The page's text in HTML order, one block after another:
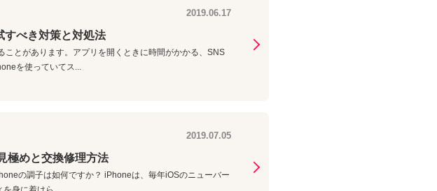
2019.06.17
べき対策と対処法
とがあります。アプリを開くときに時間がかかる、SNS
を使っていてス...
2019.07.05
極めと交換修理方法
の調子は如何ですか？ iPhoneは、毎年iOSのニューバー